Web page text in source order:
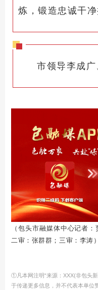
炼，锻造忠诚干净
市领导李成广
（包头市融媒体中心记者
二审：张群群；三审：李涛）
①凡本网注明“来源：XXX(非包头
于传递更多信息，并不代表本单位